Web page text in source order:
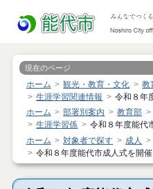
現在のページ
ホーム 観光・教育・文化
教
生涯学習関連情報
令和８年
ホーム
部署別案内 教育部
生涯学習係
令和８年度能代
ホーム
対象者で探す 成人
令和８年度能代市成人式を開